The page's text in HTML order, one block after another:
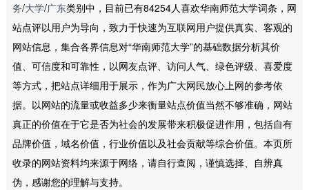
务/大学/广东类别中，目前已有84254人喜欢华南师范大学词条，网
站点评以用户为导向，致力于快速为互联网用户提供真实、客观的
网站信息，集合各界信息对“华南师范大学”的基础数据分析其价
值、可信度和可靠性，以网友点评、访问人气、绿色评级、喜爱度
等方式，把站点详细用于展示，作为广大网民放心上网的参考依
据。以网站的流量或收益多少来衡量站点价值当然不够准确，网站
真正的价值在于它是否为社会的发展带来积极促进作用，包括自有
品牌价值，域名价值，行业价值以及社会贡献等综合价值。本页所
收录的网站资料均来源于网络，请自行查阅，谨慎选择、自辨真
伪，感谢您的理解与支持。